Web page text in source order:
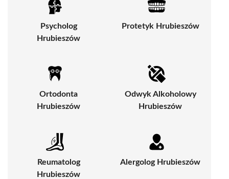
Psycholog
Hrubieszów
Protetyk Hrubieszów
Ortodonta
Hrubieszów
Odwyk Alkoholowy
Hrubieszów
Reumatolog
Hrubieszów
Alergolog Hrubieszów